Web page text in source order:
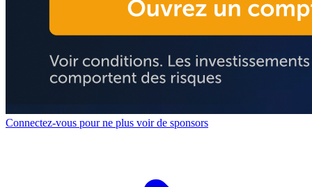
Connectez-vous pour ne plus voir de sponsors